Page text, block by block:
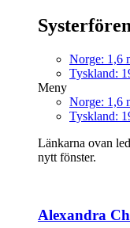
Norge: 1,6
Tyskland:
Meny
Norge: 1,6
Tyskland:
Länkarna ovan
nytt fönster.
Alexandra